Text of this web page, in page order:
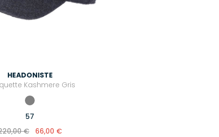
HEADONISTE
Kashmere Gris
57
€
66,00 €